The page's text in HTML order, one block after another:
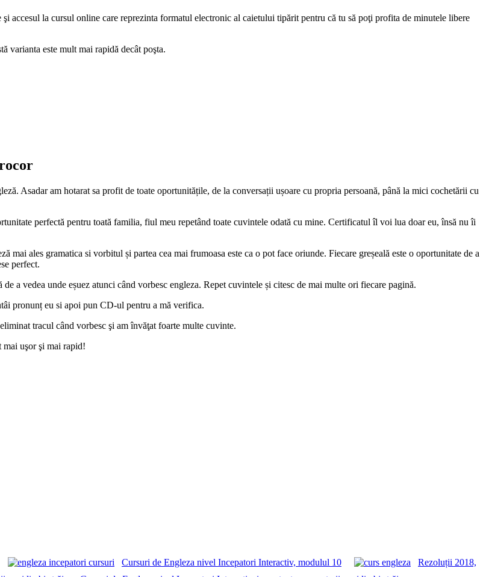
accesul la cursul online care reprezinta formatul electronic al caietului tipărit pentru că tu să poţi profita de minutele libere
varianta este mult mai rapidă decât poşta.
Asadar am hotarat sa profit de toate oportunitățile, de la conversații ușoare cu propria persoană, până la mici cochetării cu
perfectă pentru toată familia, fiul meu repetând toate cuvintele odată cu mine. Certificatul îl voi lua doar eu, însă nu îi
mai ales gramatica si vorbitul și partea cea mai frumoasa este ca o pot face oriunde. Fiecare greșeală este o oportunitate de a
perfect.
a vedea unde eșuez atunci când vorbesc engleza. Repet cuvintele și citesc de mai multe ori fiecare pagină.
pronunț eu si apoi pun CD-ul pentru a mă verifica.
tracul când vorbesc şi am învăţat foarte multe cuvinte.
uşor şi mai rapid!
Cursuri de Engleza nivel Incepatori Interactiv, modulul 10
Rezoluții 2018,